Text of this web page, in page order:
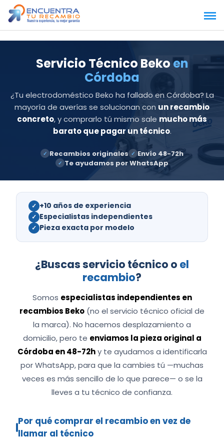
Saltar
contenido
Servicio Técnico Bekoen
Córdoba
¿Tu electrodoméstico Beko ha fallado en Córdoba? La
mayoría de averías se solucionan con un recambio
concreto, y comprarlo tú mismo sale mucho más
barato que pagar un técnico.
✓ Recambios originales ✓ Envío 48-72h
✓ Te ayudamos por WhatsApp
✓ +10 años de experiencia
✓ Especialistas independientes
✓ Pieza exacta por modelo
¿Buscas servicio técnico o el
recambio?
Somos especialistas independientes en
recambios Beko (no el servicio técnico oficial de
la marca). No hacemos desplazamiento a
domicilio, pero te enviamos la pieza original a
Córdoba en 48-72hy te ayudamos a identificarla
por WhatsApp, para que la cambies tú —muchas
veces es más sencillo de lo que parece— o se la
lleves a tu técnico de confianza.
Por qué comprar el recambio en vez de
llamar al técnico